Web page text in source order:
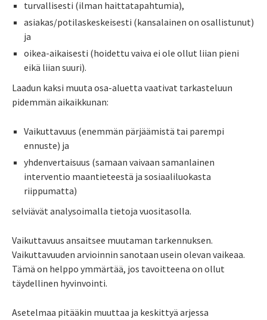
turvallisesti (ilman haittatapahtumia),
asiakas/potilaskeskeisesti (kansalainen on osallistunut)
ja
oikea-aikaisesti (hoidettu vaiva ei ole ollut liian pieni
eikä liian suuri).
Laadun kaksi muuta osa-aluetta vaativat tarkasteluun
pidemmän aikaikkunan:
Vaikuttavuus (enemmän pärjäämistä tai parempi
ennuste) ja
yhdenvertaisuus (samaan vaivaan samanlainen
interventio maantieteestä ja sosiaaliluokasta
riippumatta)
selviävät analysoimalla tietoja vuositasolla.
Vaikuttavuus ansaitsee muutaman tarkennuksen.
Vaikuttavuuden arvioinnin sanotaan usein olevan vaikeaa.
Tämä on helppo ymmärtää, jos tavoitteena on ollut
täydellinen hyvinvointi.
Asetelmaa pitääkin muuttaa ja keskittyä arjessa